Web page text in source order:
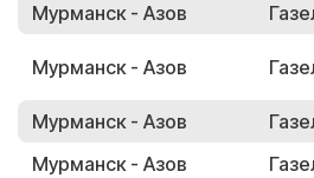
Мурманск - Азов
Мурманск - Азов
Мурманск - Азов
Мурманск - Азов